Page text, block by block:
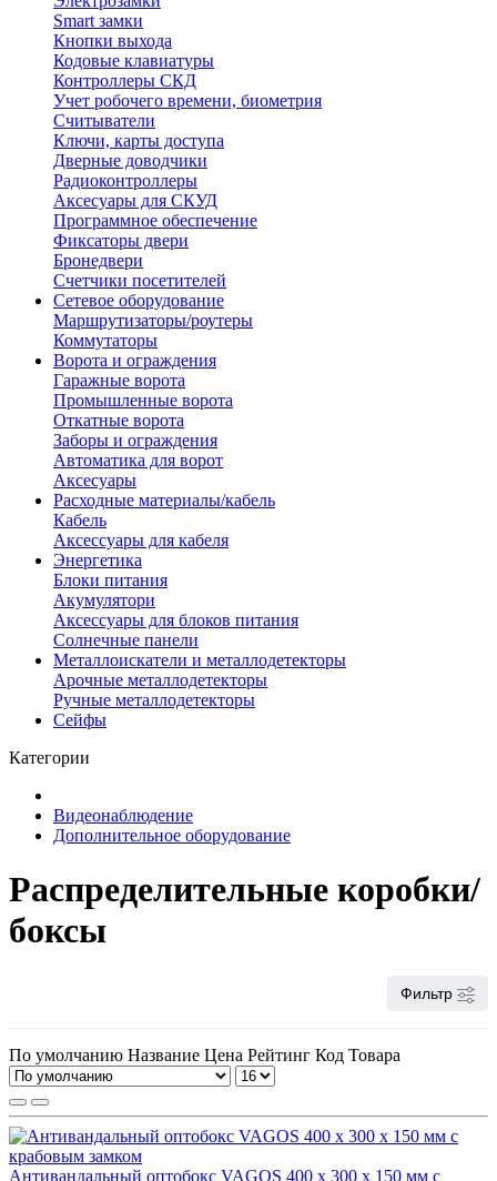
Smart замки
Кнопки выхода
Кодовые клавиатуры
Контроллеры СКД
Учет робочего времени, биометрия
Считыватели
Ключи, карты доступа
Дверные доводчики
Радиоконтроллеры
Аксесуары для СКУД
Программное обеспечение
Фиксаторы двери
Бронедвери
Счетчики посетителей
Сетевое оборудование
Маршрутизаторы/роутеры
Коммутаторы
Ворота и ограждения
Гаражные ворота
Промышленные ворота
Откатные ворота
Заборы и ограждения
Автоматика для ворот
Аксесуары
Расходные материалы/кабель
Кабель
Аксессуары для кабеля
Энергетика
Блоки питания
Акумулятори
Аксессуары для блоков питания
Солнечные панели
Металлоискатели и металлодетекторы
Арочные металлодетекторы
Ручные металлодетекторы
Сейфы
Категории
Видеонаблюдение
Дополнительное оборудование
Распределительные коробки/
боксы
Фильтр
По умолчанию Название Цена Рейтинг Код Товара
Антивандальный оптобокс VAGOS 400 x 300 x 150 мм с